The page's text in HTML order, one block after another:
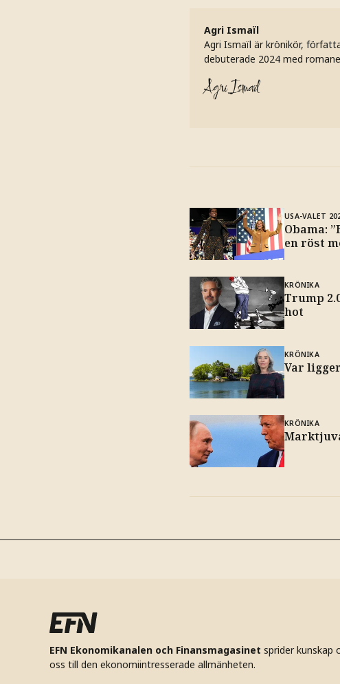
Agri Ismaïl
Agri Ismaïl är krönikör,
debuterade 2024 med
Agri Ismaïl
USA-VALET
Obama:
en röst
KRÖNIKA
Trump
hot
KRÖNIKA
Var
KRÖNIKA
EFN Ekonomikanalen och Finansmagasinet sprider kunskap
oss till den ekonomiintresserade allmänheten.